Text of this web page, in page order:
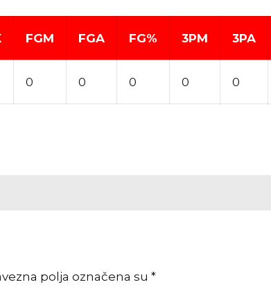
FGM FGA FG% 3PM 3PA
0 0 0 0 0
polja označena su *